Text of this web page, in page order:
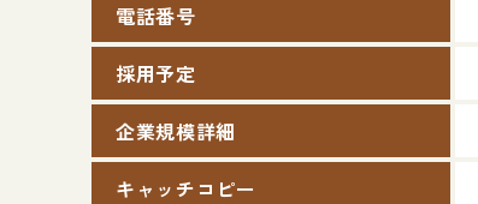
電話番号
採用予定
企業規模詳細
キャッチコピー